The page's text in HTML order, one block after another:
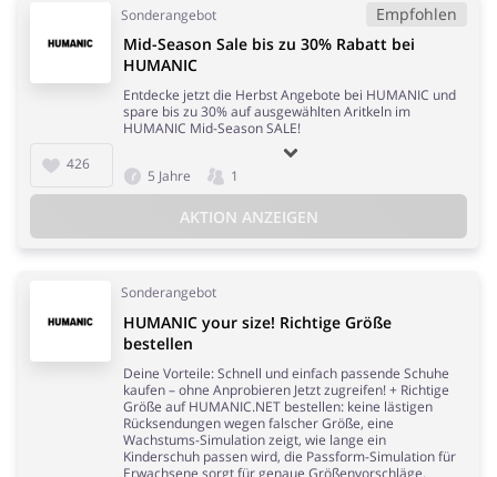
Sonderangebot Empfohlen
426
Mid-Season Sale bis zu 30% Rabatt bei
HUMANIC
Entdecke jetzt die Herbst Angebote bei HUMANIC und
spare bis zu 30% auf ausgewählten Aritkeln im
HUMANIC Mid-Season SALE!
5 Jahre 1
AKTION ANZEIGEN
Sonderangebot
HUMANIC your size! Richtige Größe
bestellen
Deine Vorteile: Schnell und einfach passende Schuhe
kaufen – ohne Anprobieren Jetzt zugreifen! + Richtige
Größe auf HUMANIC.NET bestellen: keine lästigen
Rücksendungen wegen falscher Größe, eine
Wachstums-Simulation zeigt, wie lange ein
Kinderschuh passen wird, die Passform-Simulation für